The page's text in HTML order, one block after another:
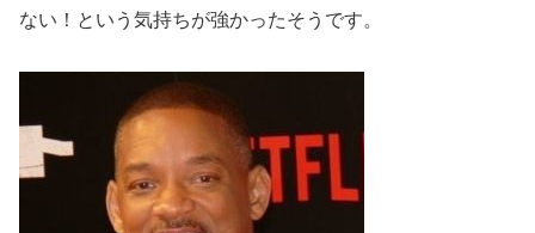
ない！という気持ちが強かったそうです。